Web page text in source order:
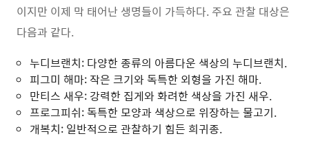
이지만 이제 막 태어난 생명들이 가득하다. 주요 관찰 대상은
다음과 같다.
누디브랜치: 다양한 종류의 아름다운 색상의 누디브랜치.
피그미 해마: 작은 크기와 독특한 외형을 가진 해마.
만티스 새우: 강력한 집게와 화려한 색상을 가진 새우.
프로그피쉬: 독특한 모양과 색상으로 위장하는 물고기.
개복치: 일반적으로 관찰하기 힘든 희귀종.